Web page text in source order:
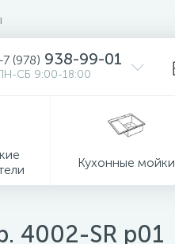
(978) 938-99-01
СБ 9:00-18:00
Кухонные мойки
4002-SR p01